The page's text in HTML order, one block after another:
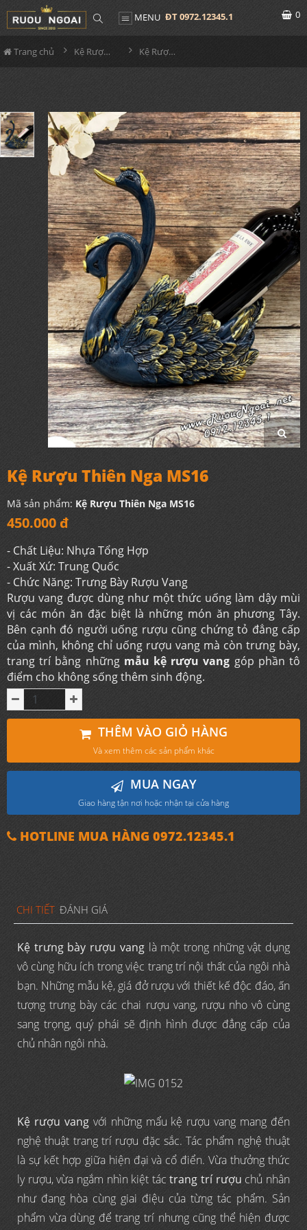
MENU ĐT 0972.12345.1 0
Trang chủ Kệ Rượu Siêu Đẹp Kệ Rượu Thiên Nga MS16
Kệ Rượu Thiên Nga MS16
Mã sản phẩm: Kệ Rượu Thiên Nga MS16
450.000 đ
- Chất Liệu: Nhựa Tổng Hợp
- Xuất Xứ: Trung Quốc
- Chức Năng: Trưng Bày Rượu Vang
Rượu vang được dùng như một thức uống làm dậy mùi
vị các món ăn đặc biệt là những món ăn phương Tây.
Bên cạnh đó người uống rượu cũng chứng tỏ đẳng cấp
của mình, không chỉ uống rượu vang mà còn trưng bày,
trang trí bằng những mẫu kệ rượu vang góp phần tô
điểm cho không sống thêm sinh động.
THÊM VÀO GIỎ HÀNG
Và xem thêm các sản phẩm khác
MUA NGAY
Giao hàng tận nơi hoặc nhận tại cửa hàng
HOTLINE MUA HÀNG 0972.12345.1
CHI TIẾT ĐÁNH GIÁ
Kệ trưng bày rượu vanglà một trong những vật dụng
vô cùng hữu ích trong việc trang trí nội thất của ngôi nhà
bạn. Những mẫu kệ, giá đở rượu với thiết kế độc đáo, ấn
tượng trưng bày các chai rượu vang, rượu nho vô cùng
sang trọng, quý phái sẽ định hình được đẳng cấp của
chủ nhân ngôi nhà.
Kệ rượu vangvới những mẩu kệ rượu vang mang đến
nghệ thuật trang trí rượu đặc sắc. Tác phẩm nghệ thuật
là sự kết hợp giữa hiện đại và cổ điển. Vừa thưởng thức
ly rượu, vừa ngắm nhìn kiệt táctrang trí rượu chủ nhân
như đang hòa cùng giai điệu của từng tác phẩm. Sản
phẩm vừa dùng để trang trí nhưng cũng thể hiện được